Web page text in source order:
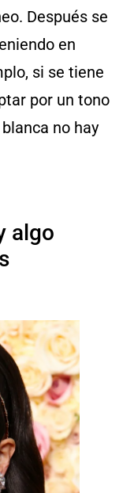
Después se
en
si se tiene
por un tono
no hay
algo